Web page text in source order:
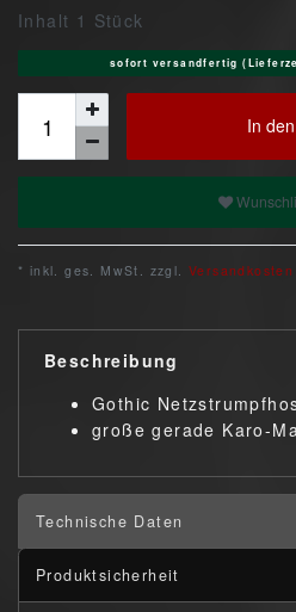
Inhalt 1 Stück
sofort versandfertig
In
* inkl. ges. MwSt. zzgl. Versandkosten
Beschreibung
Gothic
große gerade Karo-
Technische Daten
Produktsicherheit